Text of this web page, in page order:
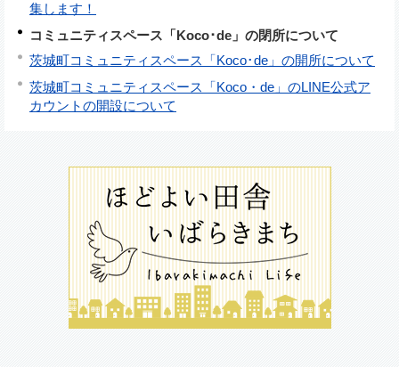
集します！
コミュニティスペース「Koco･de」の閉所について
茨城町コミュニティスペース「Koco･de」の開所について
茨城町コミュニティスペース「Koco・de」のLINE公式ア
カウントの開設について